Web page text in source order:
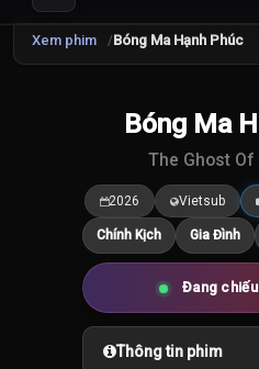
Xem phim Bóng Ma Hạnh Phúc
Bóng Ma
The Ghost
2026 Vietsub
Chính Kịch Gia Đình
Đang
Thông tin phim